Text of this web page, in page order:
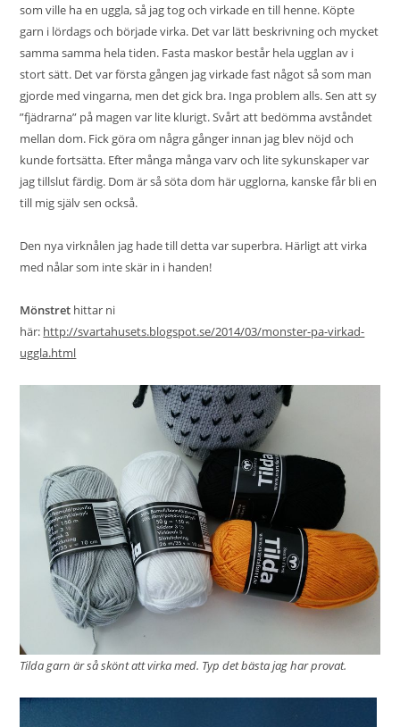
som ville ha en uggla, så jag tog och virkade en till henne. Köpte
garn i lördags och började virka. Det var lätt beskrivning och mycket
samma samma hela tiden. Fasta maskor består hela ugglan av i
stort sätt. Det var första gången jag virkade fast något så som man
gjorde med vingarna, men det gick bra. Inga problem alls. Sen att sy
”fjädrarna” på magen var lite klurigt. Svårt att bedömma avståndet
mellan dom. Fick göra om några gånger innan jag blev nöjd och
kunde fortsätta. Efter många många varv och lite sykunskaper var
jag tillslut färdig. Dom är så söta dom här ugglorna, kanske får bli en
till mig själv sen också.
Den nya virknålen jag hade till detta var superbra. Härligt att virka
med nålar som inte skär in i handen!
Mönstret hittar ni
här: http://svartahusets.blogspot.se/2014/03/monster-pa-virkad-
uggla.html
Tilda garn är så skönt att virka med. Typ det bästa jag har provat.